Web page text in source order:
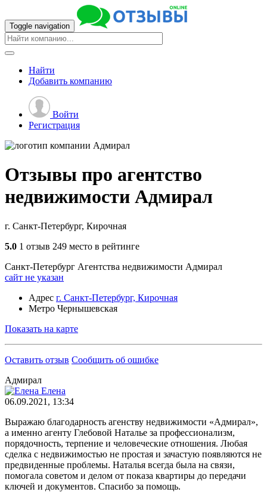
Toggle navigation
Найти
Добавить компанию
Войти
Регистрация
Отзывы про агентство
недвижимости Адмирал
г. Санкт-Петербург, Кирочная
5.0 1 отзыв 249 место в рейтинге
Санкт-Петербург Агентства недвижимости Адмирал
сайт не указан
Адрес г. Санкт-Петербург, Кирочная
Метро Чернышевская
Показать на карте
Оставить отзыв Сообщить об ошибке
Адмирал
Елена
06.09.2021, 13:34
Выражаю благодарность агенству недвижимости «Адмирал»,
а именно агенту Глебовой Наталье за профессионализм,
порядочность, терпение и человеческие отношения. Любая
сделка с недвижимостью не простая и зачастую появляются не
предвиденные проблемы. Наталья всегда была на связи,
помогала советом и делом от показа квартиры до передачи
ключей и документов. Спасибо за помощь.